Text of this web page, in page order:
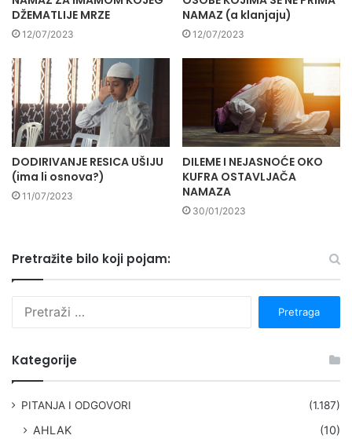
DŽEMATLIJE MRZE
12/07/2023
NAMAZ (a klanjaju)
12/07/2023
DODIRIVANJE RESICA UŠIJU
(ima li osnova?)
11/07/2023
DILEME I NEJASNOĆE OKO
KUFRA OSTAVLJAČA
NAMAZA
30/01/2023
Pretražite bilo koji pojam:
Kategorije
PITANJA I ODGOVORI (1.187)
AHLAK
(10)